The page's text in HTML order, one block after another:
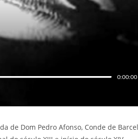
0:00:00
de Dom Pedro Afonso, Conde de